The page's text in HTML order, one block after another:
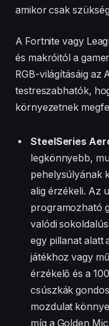
amikor csak
A Fortnite vagy
és makróitól a
RGB-világításáig az
testreszabhatók,
környezetnek
SteelSeries
legkönnyebb,
pehelysúlyának
alig érzékeli. Az
programozható
valódi
egy pillanat alatt
játékhoz vagy
érzékelő és a
csúszkák
mozdulat
míg a Golden